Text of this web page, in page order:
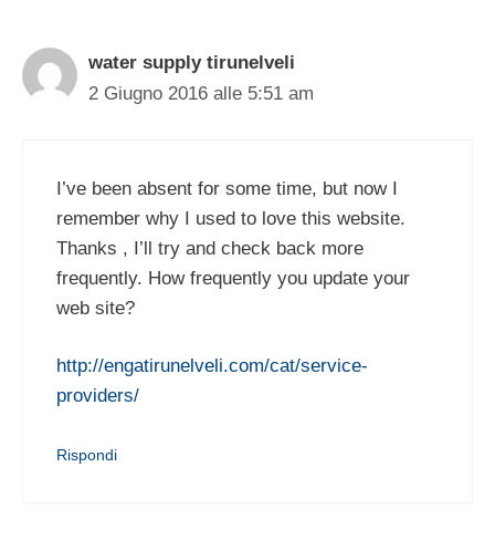
water supply tirunelveli
2 Giugno 2016 alle 5:51 am
I’ve been absent for some time, but now I
remember why I used to love this website.
Thanks , I’ll try and check back more
frequently. How frequently you update your
web site?
http://engatirunelveli.com/cat/service-
providers/
Rispondi